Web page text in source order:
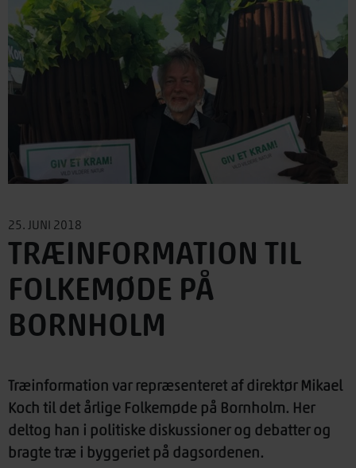
25. JUNI 2018
TRÆINFORMATION TIL
FOLKEMØDE PÅ
BORNHOLM
Træinformation var repræsenteret af direktør Mikael
Koch til det årlige Folkemøde på Bornholm. Her
deltog han i politiske diskussioner og debatter og
bragte træ i byggeriet på dagsordenen.